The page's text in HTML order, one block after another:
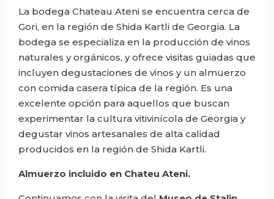
La bodega Chateau Ateni se encuentra cerca de
Gori, en la región de Shida Kartli de Georgia. La
bodega se especializa en la producción de vinos
naturales y orgánicos, y ofrece visitas guiadas que
incluyen degustaciones de vinos y un almuerzo
con comida casera típica de la región. Es una
excelente opción para aquellos que buscan
experimentar la cultura vitivinícola de Georgia y
degustar vinos artesanales de alta calidad
producidos en la región de Shida Kartli.
Almuerzo incluido en Chateu Ateni.